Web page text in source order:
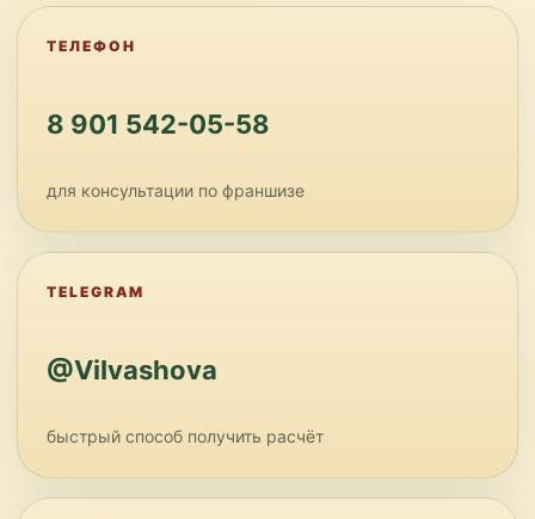
ТЕЛЕФОН
8 901 542-05-58
для консультации по франшизе
TELEGRAM
@ViIvashova
быстрый способ получить расчёт